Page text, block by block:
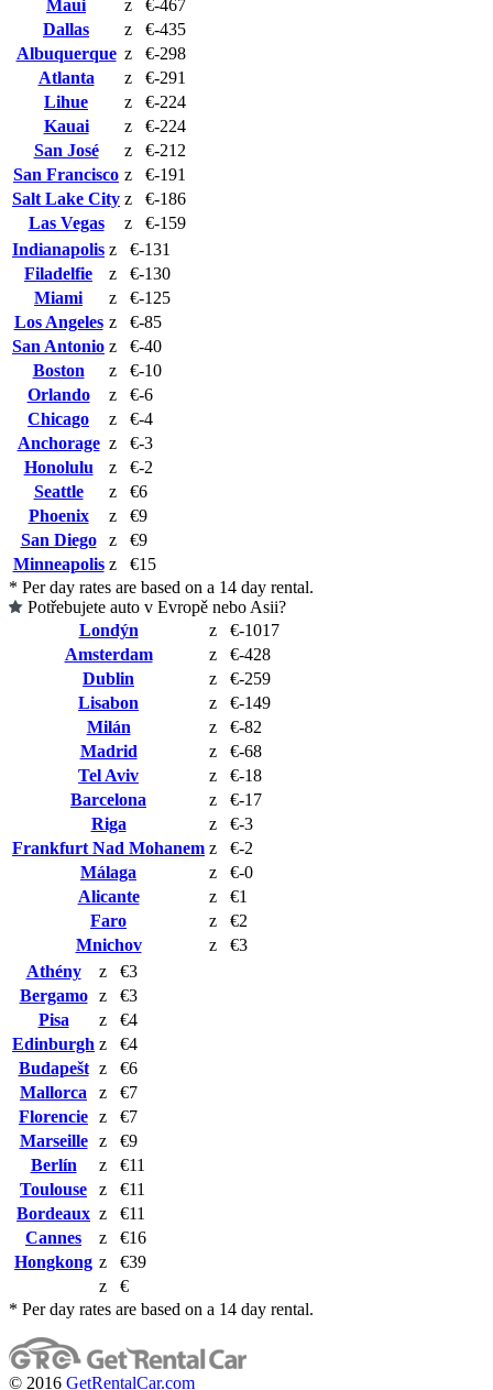
Maui
z
€-467
Dallas
z
€-435
Albuquerque z
€-298
Atlanta
z
€-291
Lihue
z
€-224
Kauai
z
€-224
San José
z
€-212
San Francisco z
€-191
Salt Lake City z
€-186
Las Vegas
z
€-159
Indianapolis z
€-131
Filadelfie
z
€-130
Miami
z
€-125
Los Angeles z
€-85
San Antonio z
€-40
Boston
z
€-10
Orlando
z
€-6
Chicago
z
€-4
Anchorage z
€-3
Honolulu
z
€-2
Seattle
z
€6
Phoenix
z
€9
San Diego
z
€9
Minneapolis z
€15
* Per day rates are based on a 14 day rental.
Potřebujete auto v Evropě nebo Asii?
Londýn
z
€-1017
Amsterdam
z
€-428
Dublin
z
€-259
Lisabon
z
€-149
Milán
z
€-82
Madrid
z
€-68
Tel Aviv
z
€-18
Barcelona
z
€-17
Riga
z
€-3
Frankfurt Nad Mohanem z
€-2
Málaga
z
€-0
Alicante
z
€1
Faro
z
€2
Mnichov
z
€3
Athény
z
€3
Bergamo
z
€3
Pisa
z
€4
Edinburgh z
€4
Budapešt z
€6
Mallorca
z
€7
Florencie z
€7
Marseille
z
€9
Berlín
z
€11
Toulouse
z
€11
Bordeaux z
€11
Cannes
z
€16
Hongkong z
€39
z
€
* Per day rates are based on a 14 day rental.
© 2016 GetRentalCar.com